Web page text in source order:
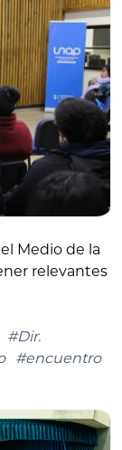
Medio de la
relevantes
#Dir.
#encuentro